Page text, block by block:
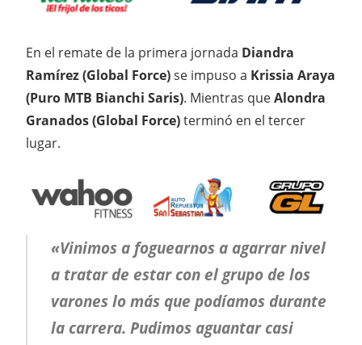
En el remate de la primera jornada Diandra
Ramírez (Global Force)se impuso a Krissia Araya
(Puro MTB Bianchi Saris). Mientras queAlondra
Granados (Global Force)terminó en el tercer
lugar.
«Vinimos a foguearnos a agarrar nivel
a tratar de estar con el grupo de los
varones lo más que podíamos durante
la carrera. Pudimos aguantar casi